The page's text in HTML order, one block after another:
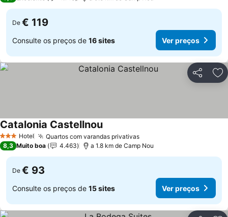
De € 119
Consulte os preços de 16 sites Ver preços
Partilhar
3 EstrelasHotel Quartos com varandas privativas
Catalonia Castellnou
8,3 Muito boa 4.463 a 1.8 km de Camp Nou
De € 93
Consulte os preços de 15 sites Ver preços